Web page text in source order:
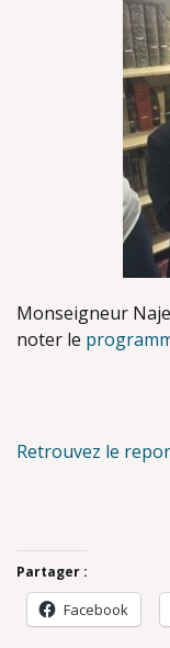
Monseigneur
noter le
Retrouvez le
Partager :
Facebook